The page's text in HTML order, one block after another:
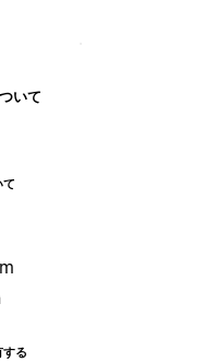
いて
て
する